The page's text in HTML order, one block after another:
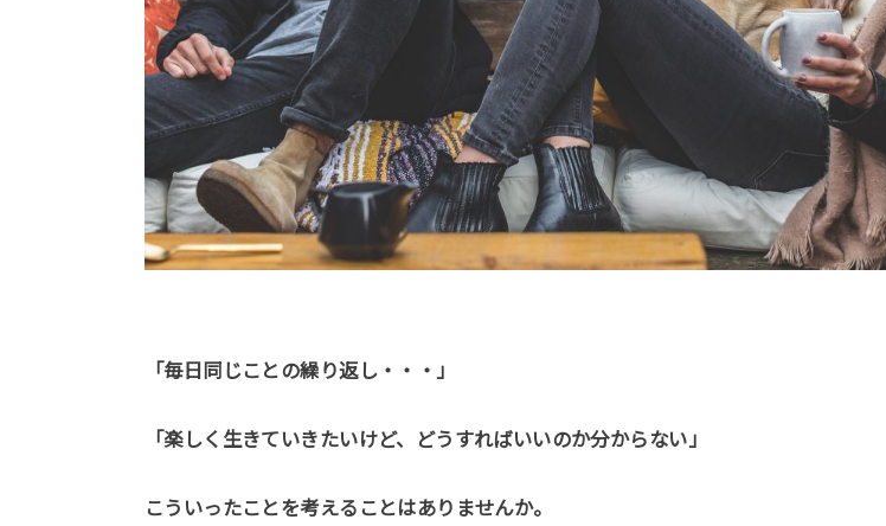
「毎日同じことの繰り返し・・・」
「楽しく生きていきたいけど、どうすればいいのか分からない」
こういったことを考えることはありませんか。